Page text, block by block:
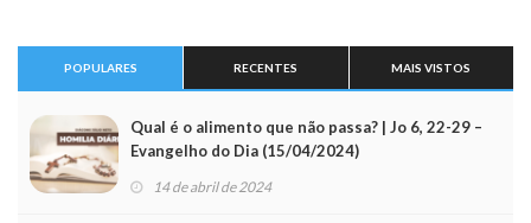
POPULARES RECENTES MAIS VISTOS
Qual é o alimento que não passa? | Jo 6, 22-29 –
Evangelho do Dia (15/04/2024)
14 de abril de 2024